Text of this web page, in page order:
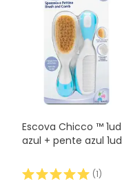
Escova Chicco ™ 1ud
azul + pente azul 1ud
(1)